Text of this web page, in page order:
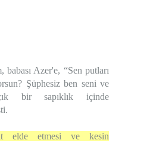
babası Azer'e, “Sen putları
Şüphesiz ben seni ve
bir sapıklık içinde
elde etmesi ve kesin